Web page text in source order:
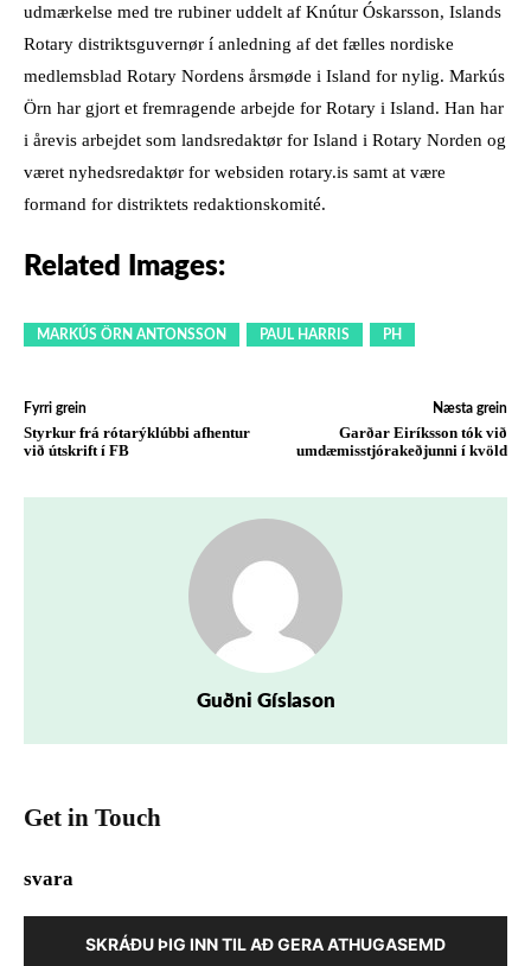
udmærkelse med tre rubiner uddelt af Knútur Óskarsson, Islands
Rotary distriktsguvernør í anledning af det fælles nordiske
medlemsblad Rotary Nordens årsmøde i Island for nylig. Markús
Örn har gjort et fremragende arbejde for Rotary i Island. Han har
i årevis arbejdet som landsredaktør for Island i Rotary Norden og
været nyhedsredaktør for websiden rotary.is samt at være
formand for distriktets redaktionskomité.
Related Images:
MARKÚS ÖRN ANTONSSON PAUL HARRIS PH
Fyrri grein
Styrkur frá rótarýklúbbi afhentur
við útskrift í FB
Næsta grein
Garðar Eiríksson tók við
umdæmisstjórakeðjunni í kvöld
Guðni Gíslason
Get in Touch
svara
SKRÁÐU ÞIG INN TIL AÐ GERA ATHUGASEMD